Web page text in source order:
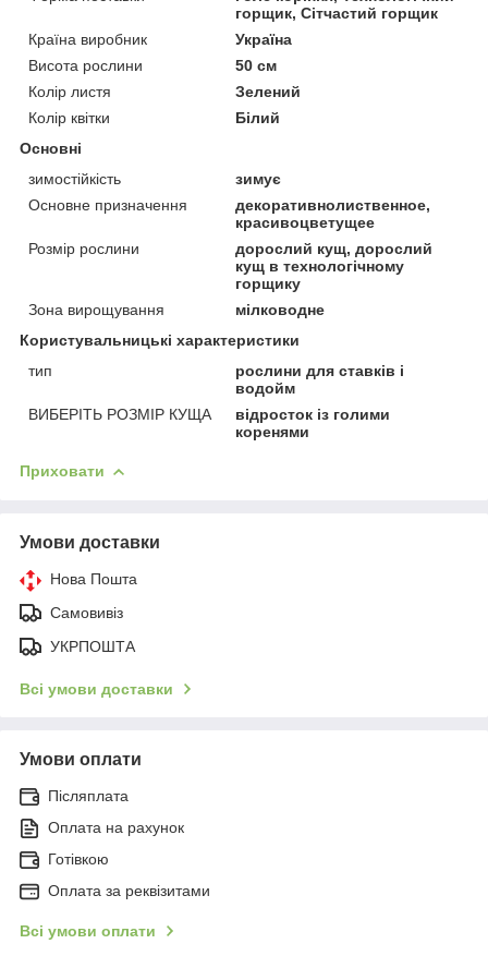
горщик, Сітчастий горщик
Країна виробник
Україна
Висота рослини
50 см
Колір листя
Зелений
Колір квітки
Білий
Основні
зимостійкість
зимує
Основне призначення
декоративнолиственное,
красивоцветущее
Розмір рослини
дорослий кущ, дорослий
кущ в технологічному
горщику
Зона вирощування
мілководне
Користувальницькі характеристики
тип
рослини для ставків і
водойм
ВИБЕРІТЬ РОЗМІР КУЩА
відросток із голими
коренями
Приховати
Умови доставки
Нова Пошта
Самовивіз
УКРПОШТА
Всі умови доставки
Умови оплати
Післяплата
Оплата на рахунок
Готівкою
Оплата за реквізитами
Всі умови оплати